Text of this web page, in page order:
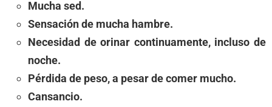
Mucha sed.
Sensación de mucha hambre.
Necesidad de orinar continuamente, incluso de
noche.
Pérdida de peso, a pesar de comer mucho.
Cansancio.